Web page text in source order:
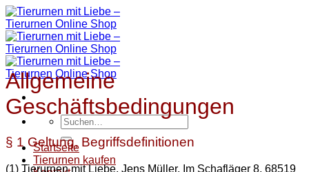
Zum
Inhalt
springen
Suchen
nach:
Startseite
Tierurnen kaufen
Allgemeine
Geschäftsbedingungen
§ 1 Geltung, Begriffsdefinitionen
(1) Tierurnen mit Liebe, Jens Müller, Im Schafläger 8, 68519